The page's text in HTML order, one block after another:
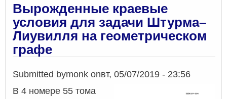
графе
Вырожденные краевые
условия для задачи Штурма–
Лиувилля на геометрическом
графе
Submitted bymonk onвт, 05/07/2019 - 23:56
В 4 номере 55 тома